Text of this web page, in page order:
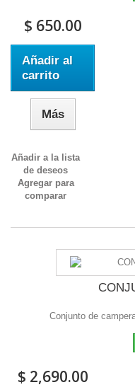
$ 650.00
Añadir al
carrito
Más
Añadir a la lista
de deseos
Agregar para
comparar
Conjunto de
$ 2,690.00